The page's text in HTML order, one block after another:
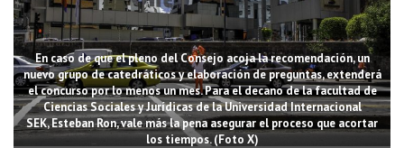
En caso de que el pleno del Consejo acoja la recomendación, un
nuevo grupo de catedráticos y elaboración de preguntas, extenderá
el concurso por lo menos un mes. Para el decano de la facultad de
Ciencias Sociales y Jurídicas de la Universidad Internacional
SEK, Esteban Ron, vale más la pena asegurar el proceso que acortar
los tiempos. (Foto X)